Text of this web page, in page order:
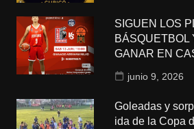
SIGUEN LOS
BÁSQUETBOL
GANAR EN
junio 9, 2026
Goleadas y
ida de la Copa